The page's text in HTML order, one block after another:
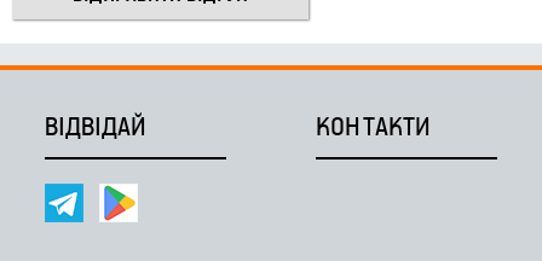
ВІДВІДАЙ КОНТАКТИ